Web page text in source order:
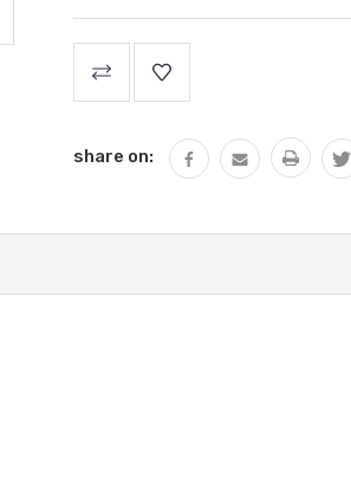
share on: